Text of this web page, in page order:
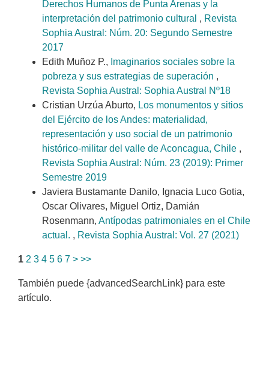
Derechos Humanos de Punta Arenas y la
interpretación del patrimonio cultural , Revista
Sophia Austral: Núm. 20: Segundo Semestre
2017
Edith Muñoz P., Imaginarios sociales sobre la
pobreza y sus estrategias de superación ,
Revista Sophia Austral: Sophia Austral Nº18
Cristian Urzúa Aburto, Los monumentos y sitios
del Ejército de los Andes: materialidad,
representación y uso social de un patrimonio
histórico-militar del valle de Aconcagua, Chile ,
Revista Sophia Austral: Núm. 23 (2019): Primer
Semestre 2019
Javiera Bustamante Danilo, Ignacia Luco Gotia,
Oscar Olivares, Miguel Ortiz, Damián
Rosenmann, Antípodas patrimoniales en el Chile
actual. , Revista Sophia Austral: Vol. 27 (2021)
1 2 3 4 5 6 7 > >>
También puede {advancedSearchLink} para este
artículo.